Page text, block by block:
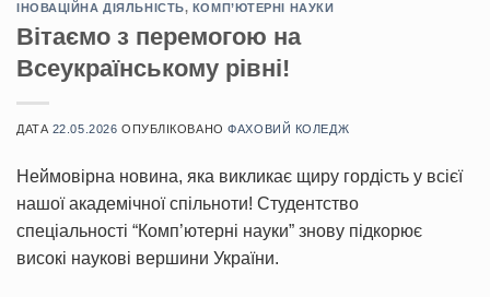
ІНОВАЦІЙНА ДІЯЛЬНІСТЬ, КОМП’ЮТЕРНІ НАУКИ
Вітаємо з перемогою на
Всеукраїнському рівні!
ДАТА 22.05.2026 ОПУБЛІКОВАНОФАХОВИЙ КОЛЕДЖ
Неймовірна новина, яка викликає щиру гордість у всієї
нашої академічної спільноти! Студентство
спеціальності “Комп’ютерні науки” знову підкорює
високі наукові вершини України.